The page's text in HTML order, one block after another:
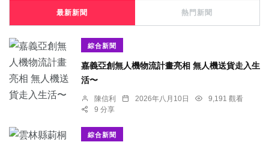
最新新聞 熱門新聞
綜合新聞
嘉義亞創無人機物流計畫亮相 無人機送貨走入生
活〜
陳信利 2026年八月10日
9,191 觀看
9 分享
綜合新聞